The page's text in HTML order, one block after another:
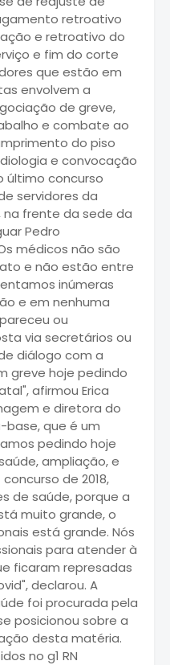
retroativo
e retroativo do
e fim do corte
que estão em
envolvem a
de greve,
e combate ao
do piso
e convocação
último concurso
servidores da
na frente da sede da
Pedro
médicos não são
e não estão entre
inúmeras
e em nenhuma
ou
via secretários ou
diálogo com a
greve hoje pedindo
afirmou Erica
e diretora do
base, que é um
pedindo hoje
ampliação, e
de 2018,
de saúde, porque a
muito grande, o
está grande. Nós
para atender à
ficaram represadas
declarou. A
foi procurada pela
posicionou sobre a
desta matéria.
no g1 RN